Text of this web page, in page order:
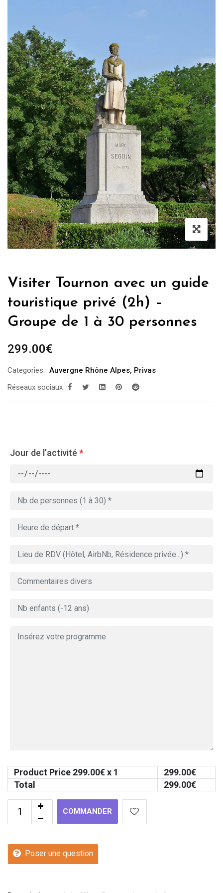
Visiter Tournon avec un guide
touristique privé (2h) –
Groupe de 1 à 30 personnes
299.00€
Categories: Auvergne Rhône Alpes, Privas
Réseaux sociaux
Jour de l’activité *
Product Price 299.00€ x 1 299.00€
Total
299.00€
COMMANDER
Poser une question